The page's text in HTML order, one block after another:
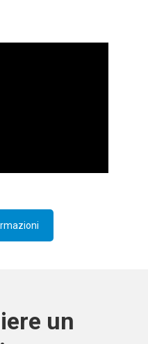
un